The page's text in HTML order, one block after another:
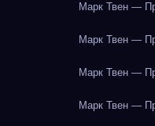
Марк Твен —
Марк Твен —
Марк Твен —
Марк Твен —